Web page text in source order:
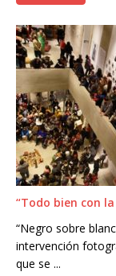
“Todo bien con
“Negro sobre
intervención
que se ...